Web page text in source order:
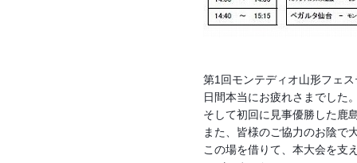
第1回モンテディオ山形フェ
日間本当にお疲れさまでした
そして初回に見事優勝した鹿
また、皆様のご協力のお陰で
この場を借りて、本大会を支